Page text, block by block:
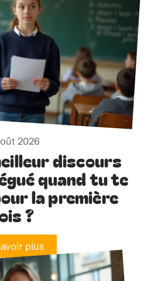
2026
discours
quand tu te
la première
?
plus